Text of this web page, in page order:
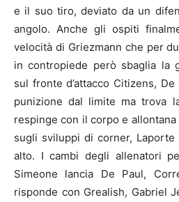
e il suo tiro, deviato da un
angolo. Anche gli ospiti
velocità di Griezmann che per
in contropiede però sbaglia la
sul fronte d’attacco Citizens,
punizione dal limite ma trova
respinge con il corpo e
sugli sviluppi di corner,
alto. I cambi degli allenatori
Simeone lancia De Paul,
risponde con Grealish, Gabriel